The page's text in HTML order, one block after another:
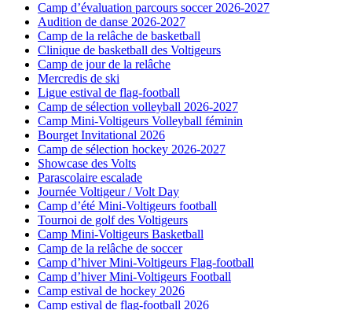
Camp d’évaluation parcours soccer 2026-2027
Audition de danse 2026-2027
Camp de la relâche de basketball
Clinique de basketball des Voltigeurs
Camp de jour de la relâche
Mercredis de ski
Ligue estival de flag-football
Camp de sélection volleyball 2026-2027
Camp Mini-Voltigeurs Volleyball féminin
Bourget Invitational 2026
Camp de sélection hockey 2026-2027
Showcase des Volts
Parascolaire escalade
Journée Voltigeur / Volt Day
Camp d’été Mini-Voltigeurs football
Tournoi de golf des Voltigeurs
Camp Mini-Voltigeurs Basketball
Camp de la relâche de soccer
Camp d’hiver Mini-Voltigeurs Flag-football
Camp d’hiver Mini-Voltigeurs Football
Camp estival de hockey 2026
Camp estival de flag-football 2026